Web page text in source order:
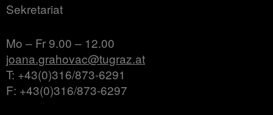
Sekretariat
Mo – Fr 9.00 – 12.00
joana.grahovac@tugraz.at
T: +43(0)316/873-6291
F: +43(0)316/873-6297